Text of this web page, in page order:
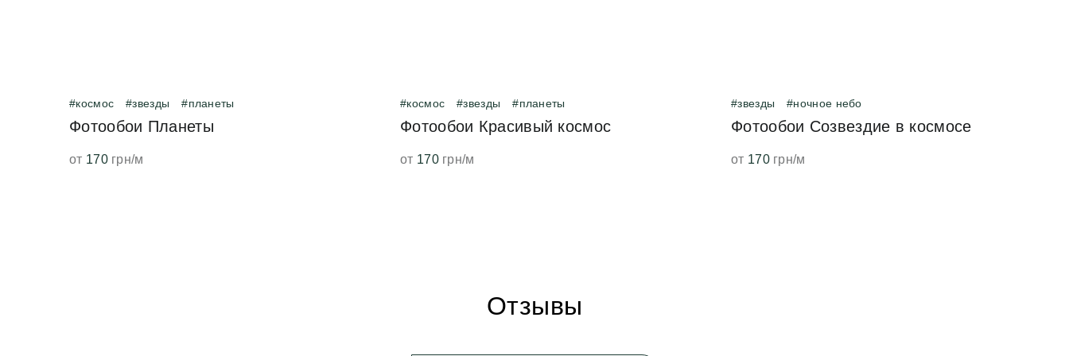
#космос #звезды #планеты
Фотообои Планеты
от 170грн/м
#космос #звезды #планеты
Фотообои Красивый космос
от 170грн/м
#звезды #ночное небо
Фотообои Созвездие в космосе
от 170грн/м
Отзывы